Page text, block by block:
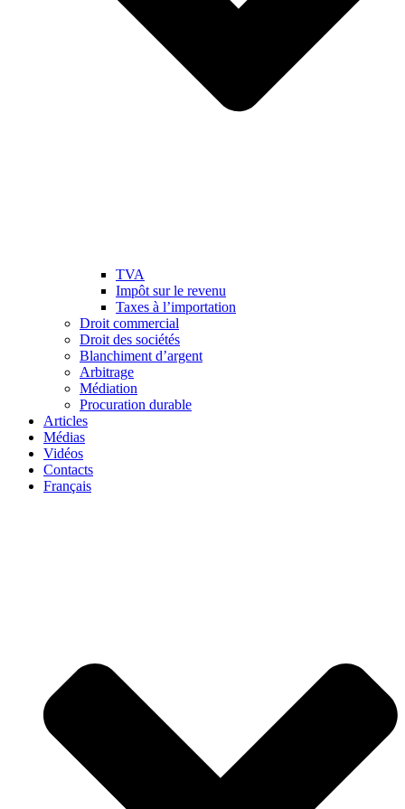
TVA
Impôt sur le revenu
Taxes à l’importation
Droit commercial
Droit des sociétés
Blanchiment d’argent
Arbitrage
Médiation
Procuration durable
Articles
Médias
Vidéos
Contacts
Français